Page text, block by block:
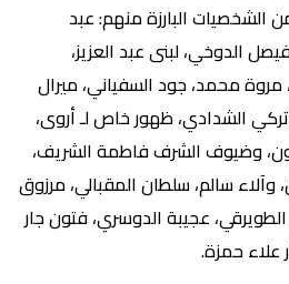
الشخصيات البارزة منهم: عبد
الدوخي، لبنى عبد العزيز،
مروة محمد، جود السفياني، ميرال
الشدادي، ظهور خاص لـ أروى،
وضيوف الشرف فاطمة الشريف،
سالم، سلطان المقبالي، مرزوق
الطويرقي، عجيبة الدوسري، فتون جار
علاء حمزة.